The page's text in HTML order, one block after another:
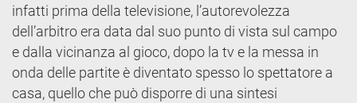
infatti prima della televisione, l’autorevolezza
dell’arbitro era data dal suo punto di vista sul campo
e dalla vicinanza al gioco, dopo la tv e la messa in
onda delle partite è diventato spesso lo spettatore a
casa, quello che può disporre di una sintesi